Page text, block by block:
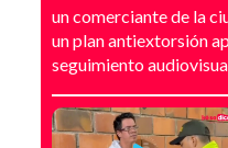
un comerciante de la
un plan antiextorsión
seguimiento
digitales, suplantación
directa sobre